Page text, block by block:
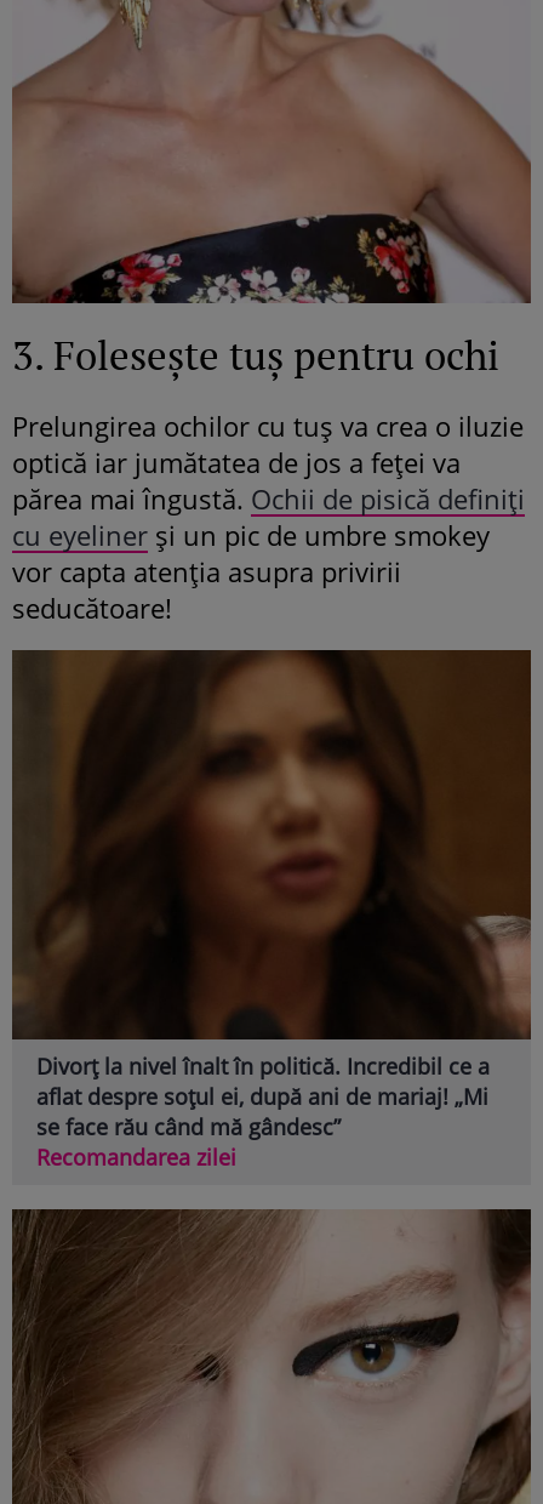
3. Folesește tuș pentru ochi
Prelungirea ochilor cu tuș va crea o iluzie
optică iar jumătatea de jos a feței va
părea mai îngustă. Ochii de pisică definiți
cu eyeliner și un pic de umbre smokey
vor capta atenția asupra privirii
seducătoare!
Divorț la nivel înalt în politică. Incredibil ce a
aflat despre soțul ei, după ani de mariaj! „Mi
se face rău când mă gândesc”
Recomandarea zilei